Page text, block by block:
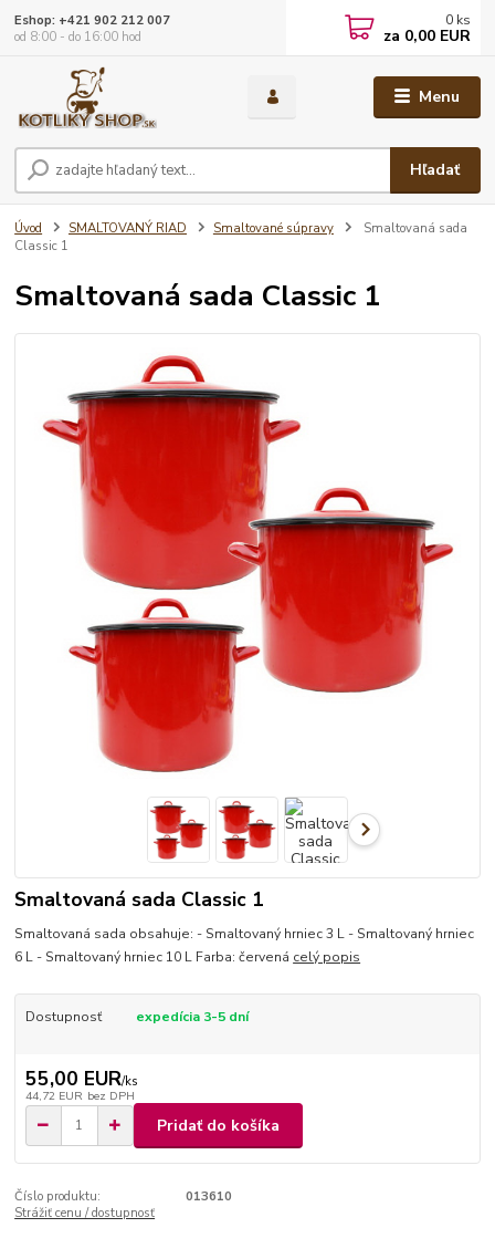
Menu
Hľadať
Eshop: +421 902 212 007
od 8:00 - do 16:00 hod
0 ks
za 0,00 EUR
Úvod SMALTOVANÝ RIAD Smaltované súpravy
Smaltovaná sada
Classic 1
Smaltovaná sada Classic 1
Smaltovaná sada Classic 1
Smaltovaná sada obsahuje: - Smaltovaný hrniec 3 L - Smaltovaný hrniec
6 L - Smaltovaný hrniec 10 L Farba: červená celý popis
Dostupnosť expedícia 3-5 dní
55,00 EUR/ks
44,72 EUR bez DPH
Pridať do košíka
Číslo produktu:
013610
Strážiť cenu / dostupnosť